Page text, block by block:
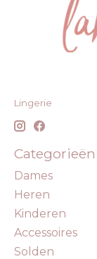
Lingerie
Categorieën
Dames
Heren
Kinderen
Accessoires
Solden